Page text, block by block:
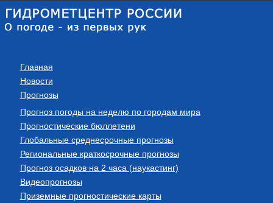
Главная
Новости
Прогнозы
Прогноз погоды на неделю по городам мира
Прогностические бюллетени
Глобальные среднесрочные прогнозы
Региональные краткосрочные прогнозы
Прогноз осадков на 2 часа (наукастинг)
Видеопрогнозы
Приземные прогностические карты